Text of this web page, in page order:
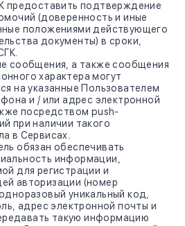
предоставить подтверждение
(доверенность и иные
положениями действующего
документы) в сроки,
сообщения, а также сообщения
характера могут
на указанные Пользователем
и / или адрес электронной
посредством push-
при наличии такого
в Сервисах.
обязан обеспечивать
информации,
для регистрации и
авторизации (номер
уникальный код,
адрес электронной почты и
такую информацию